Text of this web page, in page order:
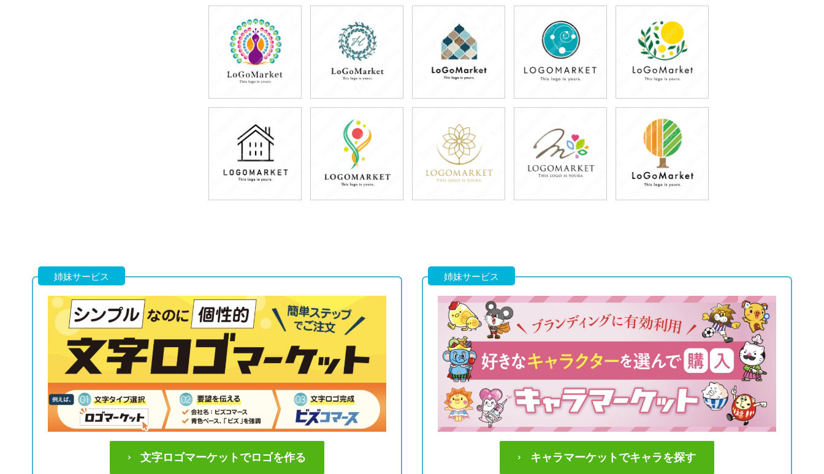
59,800円
(税込65,780円)
59,800円
(税込65,780円)
59,800円
(税込65,780円)
59,800円
(税込65,780円)
59,800円
(税込65,780円)
79,800円
(税込87,780円)
79,800円
(税込87,780円)
59,800円
(税込65,780円)
59,800円
(税込65,780円)
79,800円
(税込87,780円)
姉妹サービス
文字ロゴマーケットでロゴを作る
姉妹サービス
キャラマーケットでキャラを探す